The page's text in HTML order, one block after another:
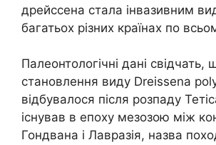
дрейссена стала інвазивним
багатьох різних країнах по
Палеонтологічні дані свідчать,
становлення виду Dreissena
відбувалося після розпаду
існував в епоху мезозою між
Гондвана і Лавразія, назва